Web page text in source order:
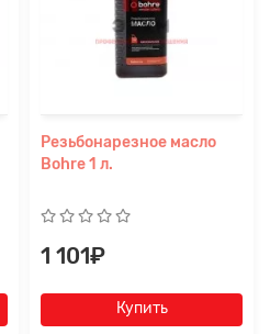
Резьбонарезное масло
Bohre 1 л.
1 101₽
Купить